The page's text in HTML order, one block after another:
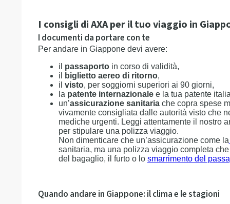
I consigli di AXA per il tuo viaggio in
I documenti da portare con te
Per andare in Giappone devi avere:
il passaportoin corso di validità,
il
biglietto aereo di ritorno,
il visto, per soggiorni superiori ai 90 giorni,
la patente internazionalee la tua patente
un’assicurazione sanitariache copra spese
vivamente consigliata dalle autorità visto che
mediche urgenti. Leggi attentamente il nostro
per stipulare una polizza viaggio.
Non dimenticare che un’assicurazione come la
sanitaria, ma una polizza viaggio completa
del bagaglio, il furto o lo smarrimento del
Quando andare in Giappone: il clima e le stagioni